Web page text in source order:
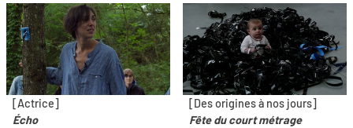
[Actrice]
Écho
[Des origines à nos jours]
Fête du court métrage